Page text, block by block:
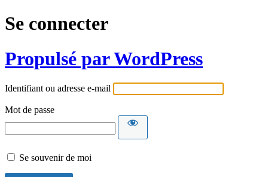
Se connecter
Propulsé par WordPress
Identifiant ou adresse e-mail
Mot de passe
Se souvenir de moi